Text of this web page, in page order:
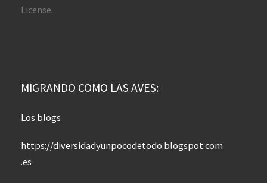
License.
MIGRANDO COMO LAS AVES:
Los blogs
https://diversidadyunpocodetodo.blogspot.com
.es